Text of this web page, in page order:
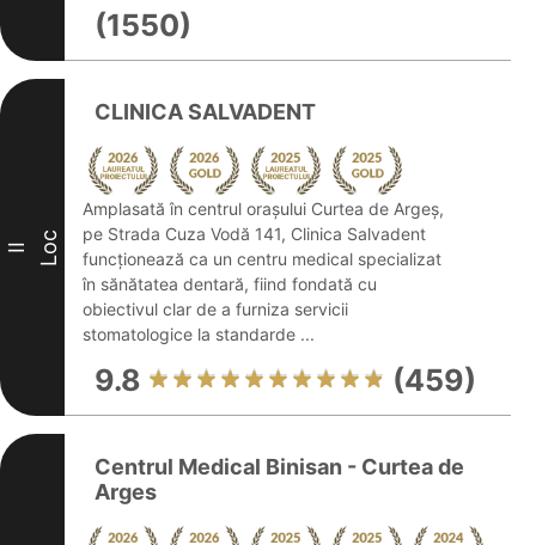
(1550)
II Loc
CLINICA SALVADENT
Amplasată în centrul orașului Curtea de Argeș,
pe Strada Cuza Vodă 141, Clinica Salvadent
funcționează ca un centru medical specializat
în sănătatea dentară, fiind fondată cu
obiectivul clar de a furniza servicii
stomatologice la standarde ...
9.8 (459)
Centrul Medical Binisan - Curtea de
Arges